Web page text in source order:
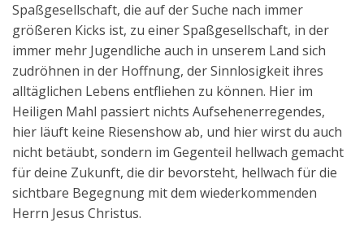
Spaßgesellschaft, die auf der Suche nach immer
größeren Kicks ist, zu einer Spaßgesellschaft, in der
immer mehr Jugendliche auch in unserem Land sich
zudröhnen in der Hoffnung, der Sinnlosigkeit ihres
alltäglichen Lebens entfliehen zu können. Hier im
Heiligen Mahl passiert nichts Aufsehenerregendes,
hier läuft keine Riesenshow ab, und hier wirst du auch
nicht betäubt, sondern im Gegenteil hellwach gemacht
für deine Zukunft, die dir bevorsteht, hellwach für die
sichtbare Begegnung mit dem wiederkommenden
Herrn Jesus Christus.